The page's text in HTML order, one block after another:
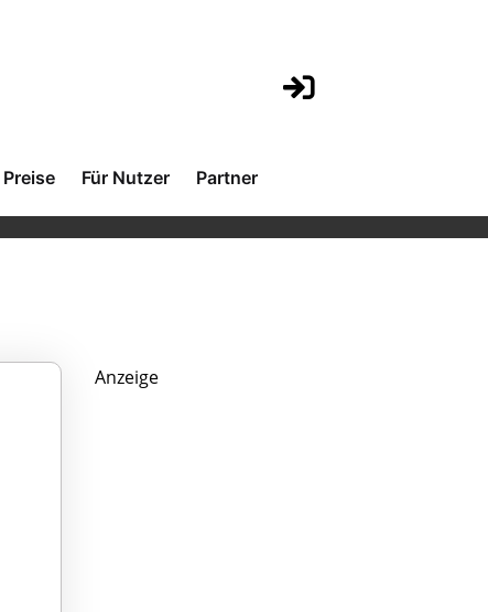
Preise Für Nutzer Partner
Anzeige